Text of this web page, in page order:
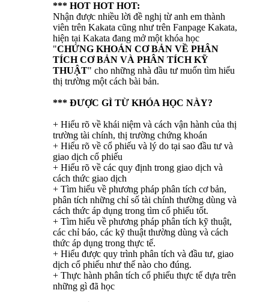
*** HOT HOT HOT:
Nhận được nhiều lời đề nghị từ anh em thành
viên trên Kakata cũng như trên Fanpage Kakata,
hiện tại Kakata đang mở một khóa học
"CHỨNG KHOÁN CƠ BẢN VỀ PHÂN
TÍCH CƠ BẢN VÀ PHÂN TÍCH KỸ
THUẬT" cho những nhà đầu tư muốn tìm hiểu
thị trường một cách bài bản.
*** ĐƯỢC GÌ TỪ KHÓA HỌC NÀY?
+ Hiểu rõ về khái niệm và cách vận hành của thị
trường tài chính, thị trường chứng khoán
+ Hiểu rõ về cổ phiếu và lý do tại sao đầu tư và
giao dịch cổ phiếu
+ Hiểu rõ về các quy định trong giao dịch và
cách thức giao dịch
+ Tìm hiểu về phương pháp phân tích cơ bản,
phân tích những chỉ số tài chính thường dùng và
cách thức áp dụng trong tìm cổ phiếu tốt.
+ Tìm hiểu về phương pháp phân tích kỹ thuật,
các chỉ báo, các kỹ thuật thường dùng và cách
thức áp dụng trong thực tế.
+ Hiểu được quy trình phân tích và đầu tư, giao
dịch cổ phiếu như thế nào cho đúng.
+ Thực hành phân tích cổ phiếu thực tế dựa trên
những gì đã học